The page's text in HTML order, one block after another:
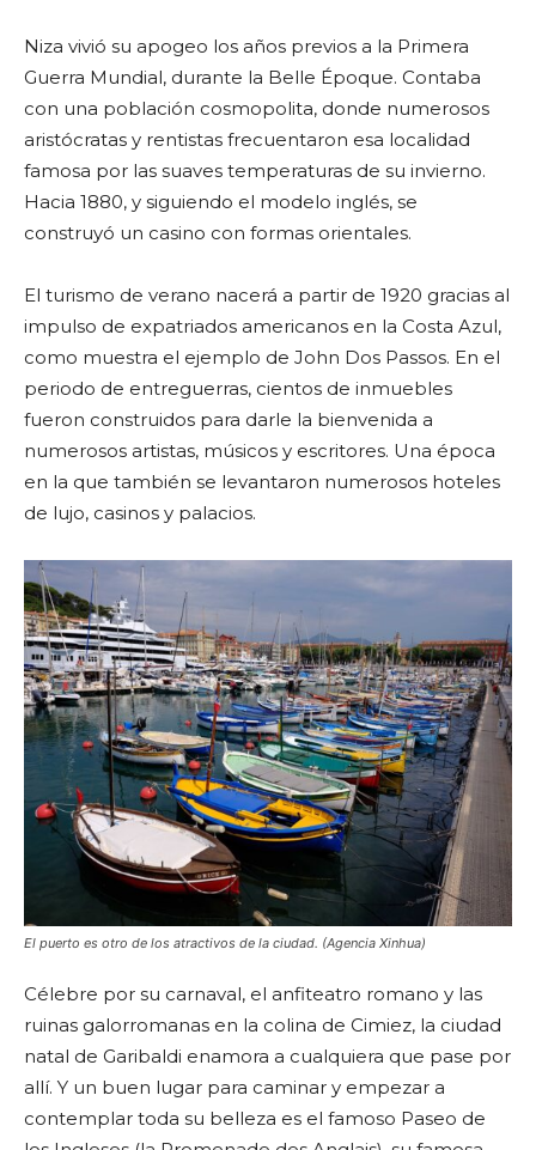
Niza vivió su apogeo los años previos a la Primera
Guerra Mundial, durante la Belle Époque. Contaba
con una población cosmopolita, donde numerosos
aristócratas y rentistas frecuentaron esa localidad
famosa por las suaves temperaturas de su invierno.
Hacia 1880, y siguiendo el modelo inglés, se
construyó un casino con formas orientales.
El turismo de verano nacerá a partir de 1920 gracias al
impulso de expatriados americanos en la Costa Azul,
como muestra el ejemplo de John Dos Passos. En el
periodo de entreguerras, cientos de inmuebles
fueron construidos para darle la bienvenida a
numerosos artistas, músicos y escritores. Una época
en la que también se levantaron numerosos hoteles
de lujo, casinos y palacios.
El puerto es otro de los atractivos de la ciudad. (Agencia Xinhua)
Célebre por su carnaval, el anfiteatro romano y las
ruinas galorromanas en la colina de Cimiez, la ciudad
natal de Garibaldi enamora a cualquiera que pase por
allí. Y un buen lugar para caminar y empezar a
contemplar toda su belleza es el famoso Paseo de